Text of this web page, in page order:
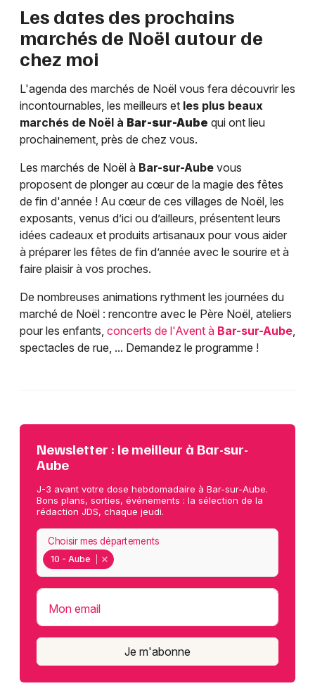
Les dates des prochains
marchés de Noël autour de
chez moi
L'agenda des marchés de Noël vous fera découvrir les
incontournables, les meilleurs et les plus beaux
marchés de Noël à Bar-sur-Aube qui ont lieu
prochainement, près de chez vous.
Les marchés de Noël à Bar-sur-Aube vous
proposent de plonger au cœur de la magie des fêtes
de fin d'année ! Au cœur de ces villages de Noël, les
exposants, venus d’ici ou d’ailleurs, présentent leurs
idées cadeaux et produits artisanaux pour vous aider
à préparer les fêtes de fin d’année avec le sourire et à
faire plaisir à vos proches.
De nombreuses animations rythment les journées du
marché de Noël : rencontre avec le Père Noël, ateliers
pour les enfants, concerts de l'Avent à Bar-sur-Aube,
spectacles de rue, ... Demandez le programme !
Newsletter : le meilleur à Bar-sur-
Aube
J-3 avant votre dose hebdomadaire à Bar-sur-Aube.
Bons plans, sorties, événements : la sélection de la
rédaction JDS, chaque jeudi.
10 - Aube
Choisir mes départements
Mon email
Je m'abonne